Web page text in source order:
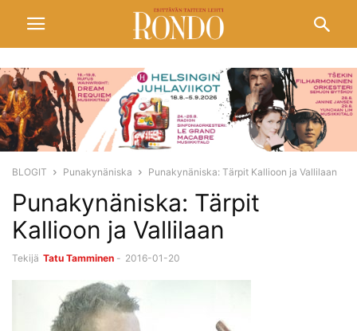
BLOGIT Punakynäniska Punakynäniska: Tärpit Kallioon ja Vallilaan
Punakynäniska: Tärpit
Kallioon ja Vallilaan
Tekijä Tatu Tamminen - 2016-01-20